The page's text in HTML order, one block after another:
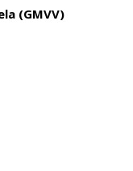
(GMVV)